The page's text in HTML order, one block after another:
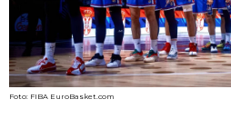
Foto: FIBA EuroBasket.com